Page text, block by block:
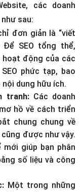
các doanh
sau:
đơn giản là “viết
Để SEO tổng thể,
hoạt động của các
phức tạp, bao
dung hữu ích.
tranh:Các doanh
hồ về cách triển
chung chung về
được như vậy.
giúp bạn phân
số liệu và công
Một trong những